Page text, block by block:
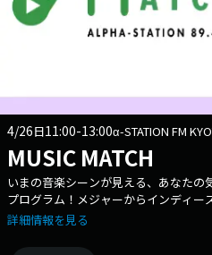
4/26日11:00-13:00α-STATION FM
MUSIC MATCH
いまの音楽シーンが見える、あなた
プログラム！メジャーからインディー
目曲や旬のアーティストなど日本の最
」 ハッシュタグは「#ミュージッ
詳細情報を見る